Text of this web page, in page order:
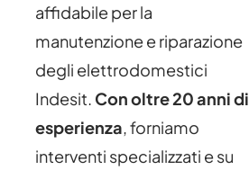
affidabile per la
manutenzione e riparazione
degli elettrodomestici
Indesit. Con oltre 20 anni di
esperienza , forniamo
interventi specializzati e su